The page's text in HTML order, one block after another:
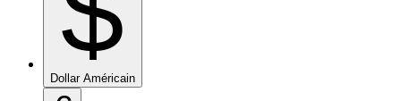
Dollar Américain